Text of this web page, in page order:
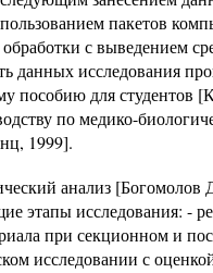
пакетов
с выведением
данных исследования
пособию для студентов
по медико-
1999].
анализ
этапы исследования: -
при секционном и
исследовании с